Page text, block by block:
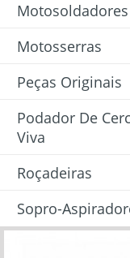
Motosoldadores
Motosserras
Peças Originais
Podador De
Viva
Roçadeiras
Sopro-